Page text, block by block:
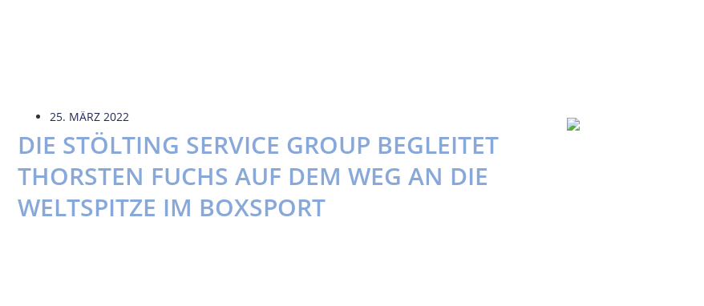
25. MÄRZ 2022
DIE STÖLTING SERVICE GROUP BEGLEITET
THORSTEN FUCHS AUF DEM WEG AN DIE
WELTSPITZE IM BOXSPORT